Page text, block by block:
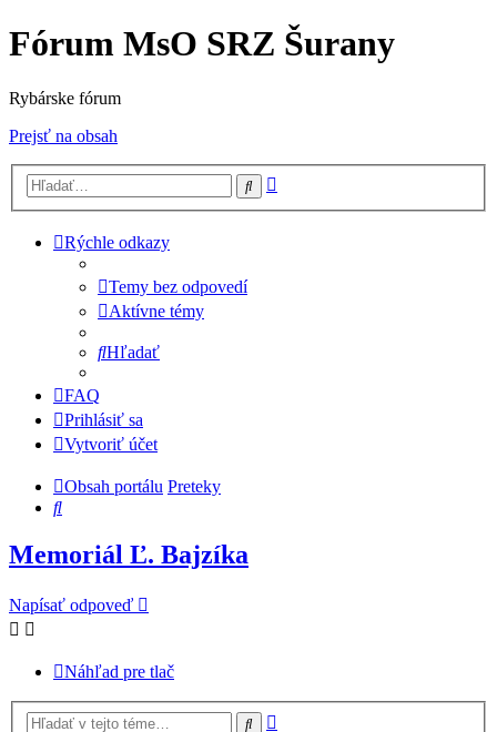
Fórum MsO SRZ Šurany
Rybárske fórum
Prejsť na obsah
Hľadať
Rýchle odkazy
Temy bez odpovedí
Aktívne témy
Hľadať
FAQ
Prihlásiť sa
Vytvoriť účet
Obsah portálu Preteky
Hľadať
Memoriál Ľ. Bajzíka
Napísať odpoveď
Náhľad pre tlač
Hľadať